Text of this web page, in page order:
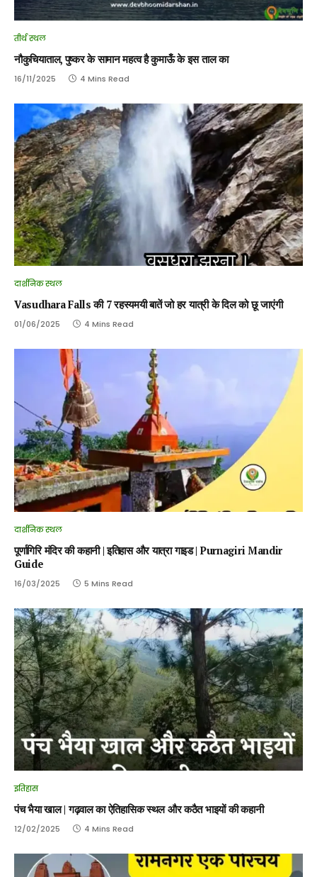
तीर्थ स्थल
नौकुचियाताल, पुष्कर के सामान महत्व है कुमाऊँ के इस ताल का
16/11/2025 4 Mins Read
दार्शनिक स्थल
Vasudhara Falls की 7 रहस्यमयी बातें जो हर यात्री के दिल को छू जाएंगी
01/06/2025 4 Mins Read
दार्शनिक स्थल
पूर्णागिरि मंदिर की कहानी | इतिहास और यात्रा गाइड | Purnagiri Mandir
Guide
16/03/2025 5 Mins Read
इतिहास
पंच भैया खाल | गढ़वाल का ऐतिहासिक स्थल और कठैत भाइयों की कहानी
12/02/2025 4 Mins Read